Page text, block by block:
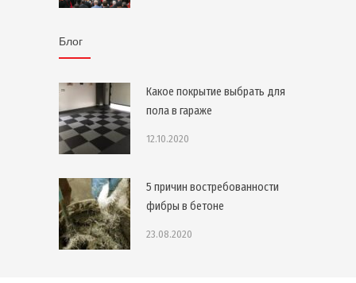
Блог
Какое покрытие выбрать для
пола в гараже
12.10.2020
5 причин востребованности
фибры в бетоне
23.08.2020